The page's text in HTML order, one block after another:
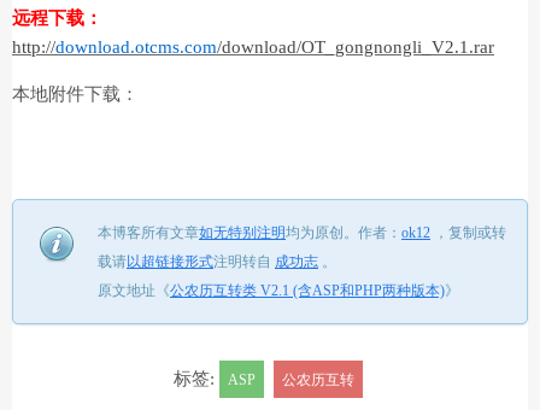
远程下载：
http://download.otcms.com/download/OT_gongnongli_V2.1.rar
本地附件下载：
本博客所有文章如无特别注明均为原创。 作者： ok12 ， 复制或转
载请以超链接形式注明转自 成功志 。
原文地址《公农历互转类 V2.1 (含ASP和PHP两种版本)》
标签: ASP 公农历互转